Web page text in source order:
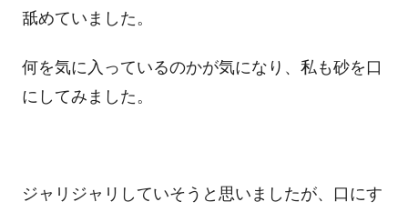
舐めていました。
何を気に入っているのかが気になり、私も砂を口
にしてみました。
ジャリジャリしていそうと思いましたが、口にす